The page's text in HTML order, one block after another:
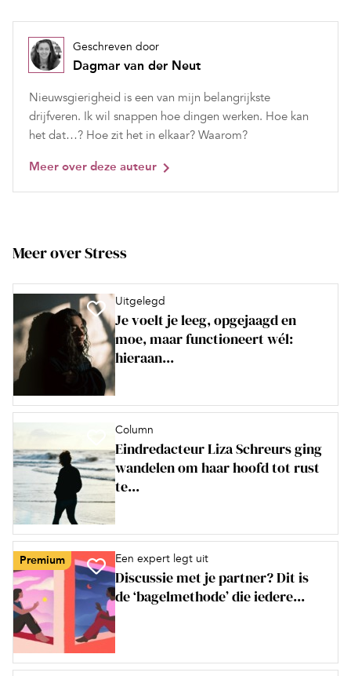
Geschreven door
Dagmar van der Neut
Nieuwsgierigheid is een van mijn belangrijkste
drijfveren. Ik wil snappen hoe dingen werken. Hoe kan
het dat…? Hoe zit het in elkaar? Waarom?
Meer over deze auteur
Meer over Stress
Uitgelegd
Je voelt je leeg, opgejaagd en
moe, maar functioneert wél:
hieraan...
Column
Eindredacteur Liza Schreurs ging
wandelen om haar hoofd tot rust
te...
Premium Een expert legt uit
Discussie met je partner? Dit is
de ‘bagelmethode’ die iedere...